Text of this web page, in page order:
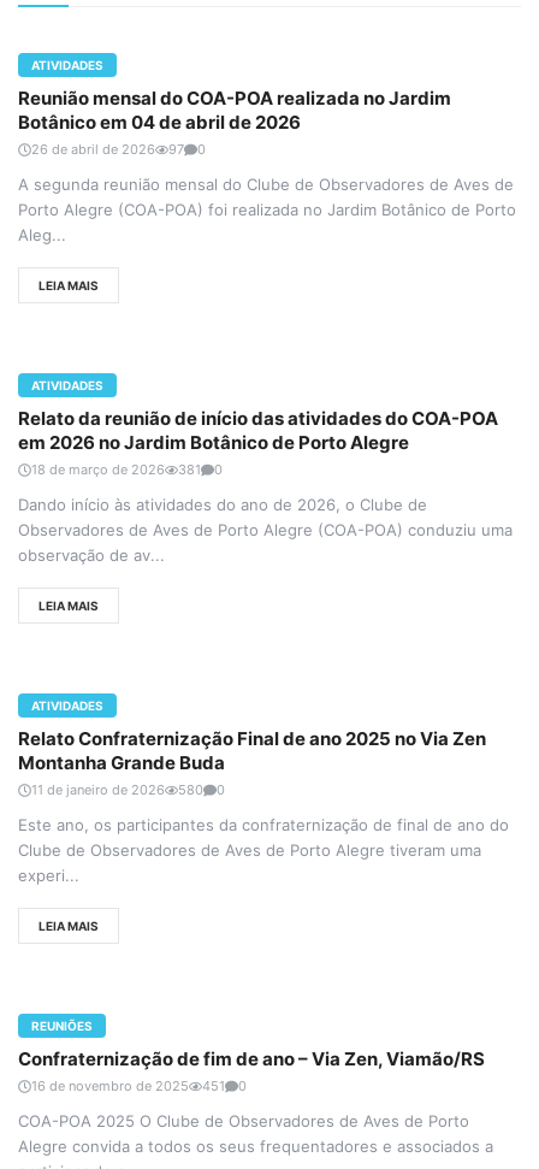
ATIVIDADES
Reunião mensal do COA-POA realizada no Jardim
Botânico em 04 de abril de 2026
26 de abril de 2026 97 0
A segunda reunião mensal do Clube de Observadores de Aves de
Porto Alegre (COA-POA) foi realizada no Jardim Botânico de Porto
Aleg...
LEIA MAIS
ATIVIDADES
Relato da reunião de início das atividades do COA-POA
em 2026 no Jardim Botânico de Porto Alegre
18 de março de 2026 381 0
Dando início às atividades do ano de 2026, o Clube de
Observadores de Aves de Porto Alegre (COA-POA) conduziu uma
observação de av...
LEIA MAIS
ATIVIDADES
Relato Confraternização Final de ano 2025 no Via Zen
Montanha Grande Buda
11 de janeiro de 2026 580 0
Este ano, os participantes da confraternização de final de ano do
Clube de Observadores de Aves de Porto Alegre tiveram uma
experi...
LEIA MAIS
REUNIÕES
Confraternização de fim de ano – Via Zen, Viamão/RS
16 de novembro de 2025 451 0
COA-POA 2025 O Clube de Observadores de Aves de Porto
Alegre convida a todos os seus frequentadores e associados a